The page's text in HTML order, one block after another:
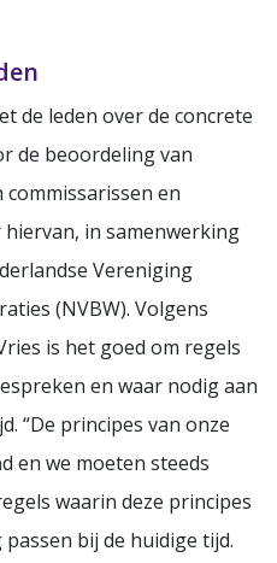
de leden over de concrete
de beoordeling van
en
in samenwerking
Vereniging
(NVBW). Volgens
is het goed om regels
en waar nodig aan
“De principes van onze
en we moeten steeds
waarin deze principes
bij de huidige tijd.